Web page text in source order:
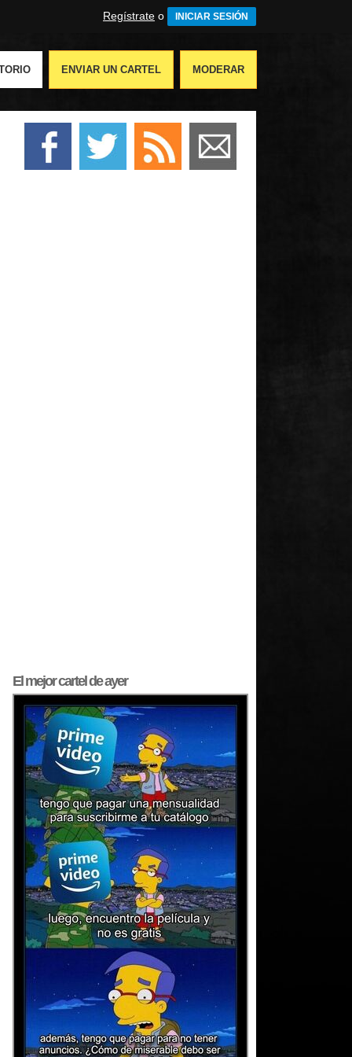
Regístrate o INICIAR SESIÓN
ENVIAR UN CARTEL MODERAR
El mejorcartel de ayer